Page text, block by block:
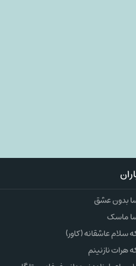
بدون عشق
ماسک
سلام عاشقانه (کاور)
هرات نازنینم